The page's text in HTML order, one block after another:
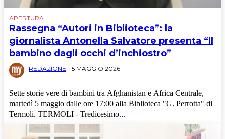
APERTURA
Rassegna “Autori in Biblioteca”: la
giornalista Antonella Salvatore presenta “Il
bambino dagli occhi d’inchiostro”
REDAZIONE - 5 MAGGIO 2026
Sette storie vere di bambini tra Afghanistan e Africa Centrale,
martedì 5 maggio dalle ore 17:00 alla Biblioteca "G. Perrotta" di
Termoli. TERMOLI - Tredicesimo...